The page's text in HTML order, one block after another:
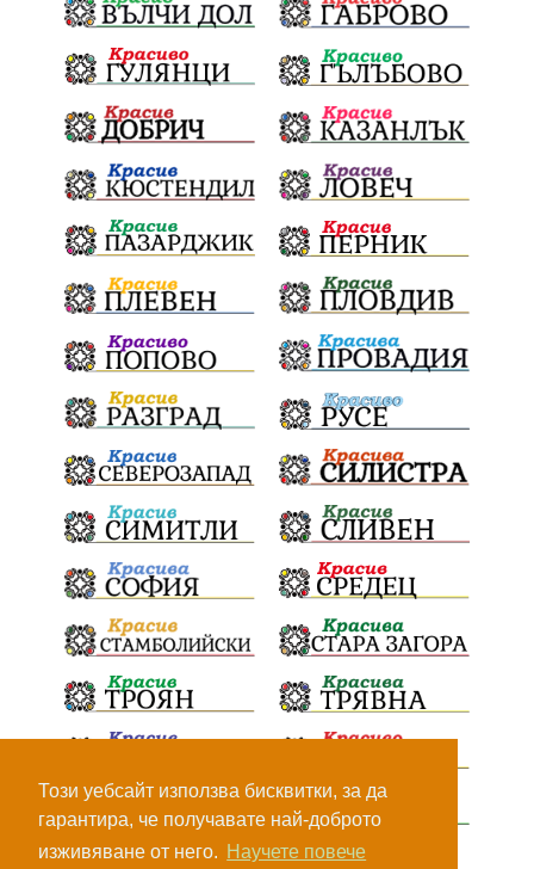
Този уебсайт използва бисквитки, за да
гарантира, че получавате най-доброто
изживяване от него. Научете повече